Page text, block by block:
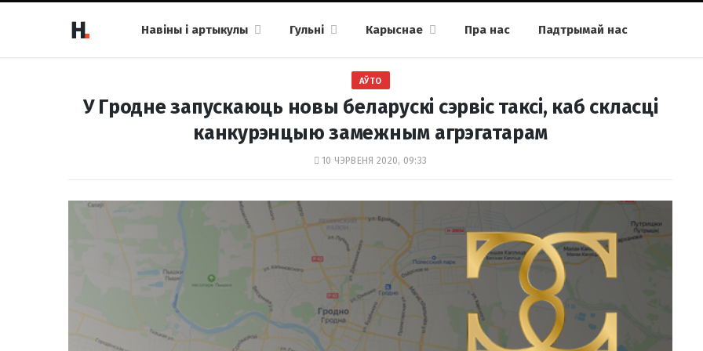
Навіны і артыкулы Гульні Карыснае Пра нас Падтрымай нас
АЎТО
У Гродне запускаюць новы беларускі сэрвіс таксі, каб скласці
канкурэнцыю замежным агрэгатарам
10 ЧЭРВЕНЯ 2020, 09:33